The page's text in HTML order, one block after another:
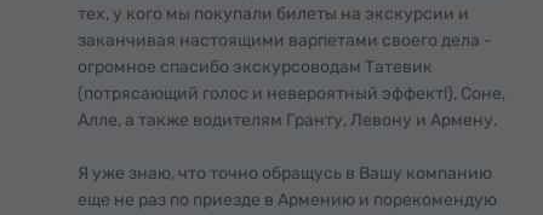
тех, у кого мы покупали билеты на экскурсии и
заканчивая настоящими варпетами своего дела -
огромное спасибо экскурсоводам Татевик
(потрясающий голос и невероятный эффект!), Соне,
Алле, а также водителям Гранту, Левону и Армену.
Я уже знаю, что точно обращусь в Вашу компанию
еще не раз по приезде в Армению и порекомендую